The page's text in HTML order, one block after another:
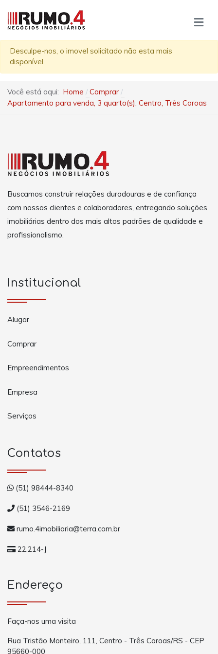
Desculpe-nos, o imovel solicitado não esta mais
disponível.
Você está aqui: Home
Comprar
Apartamento para venda, 3 quarto(s), Centro, Três Coroas
Buscamos construir relações duradouras e de confiança
com nossos clientes e colaboradores, entregando soluções
imobiliárias dentro dos mais altos padrões de qualidade e
profissionalismo.
Institucional
Alugar
Comprar
Empreendimentos
Empresa
Serviços
Contatos
(51) 98444-8340
(51) 3546-2169
rumo.4imobiliaria@terra.com.br
22.214-J
Endereço
Faça-nos uma visita
Rua Tristão Monteiro, 111, Centro - Três Coroas/RS - CEP
95660-000